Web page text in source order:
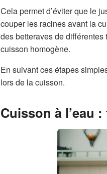
Cela permet d’éviter que le
couper les racines avant la
des betteraves de
cuisson homogène.
En suivant ces étapes
lors de la cuisson.
Cuisson à l’eau